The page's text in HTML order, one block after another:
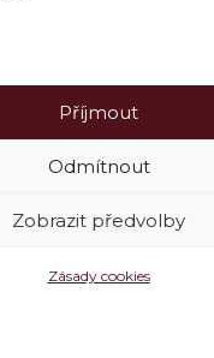
Příjmout
Odmítnout
Zobrazit předvolby
Zásady cookies